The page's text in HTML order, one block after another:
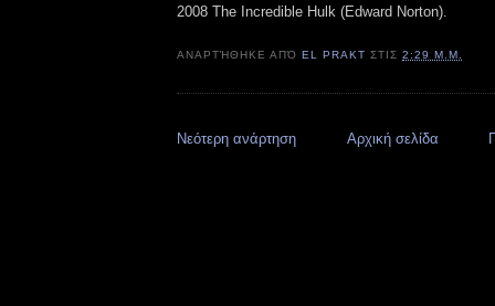
2008 The Incredible Hulk (Edward Norton).
ΑΝΑΡΤΉΘΗΚΕ ΑΠΌEL PRAKT ΣΤΙΣ2:29 Μ.Μ.
Νεότερη ανάρτηση Αρχική σελίδα